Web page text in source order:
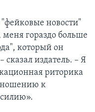
"фейковые новости"
меня гораздо больше
который он
издатель. – Я
риторика
к